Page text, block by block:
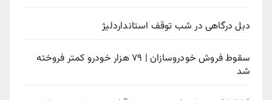
دبل درگاهی در شب توقف استانداردلیژ
سقوط فروش خودروسازان | ۷۹ هزار خودرو کمتر فروخته
شد